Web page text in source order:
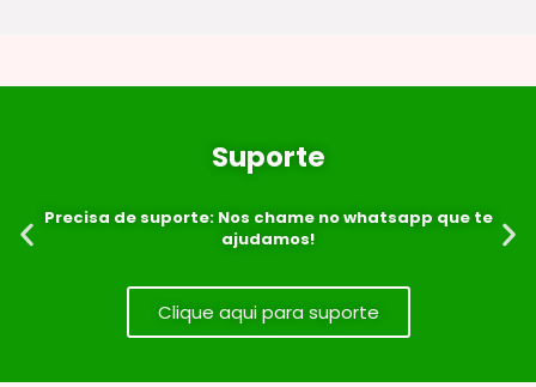
Suporte
Precisa de suporte: Nos chame no whatsapp que te
ajudamos!
Clique aqui para suporte